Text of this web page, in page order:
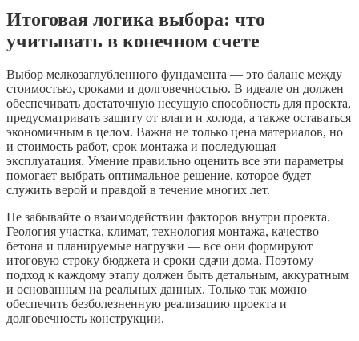
Итоговая логика выбора: что
учитывать в конечном счете
Выбор мелкозаглубленного фундамента — это баланс между
стоимостью, сроками и долговечностью. В идеале он должен
обеспечивать достаточную несущую способность для проекта,
предусматривать защиту от влаги и холода, а также оставаться
экономичным в целом. Важна не только цена материалов, но
и стоимость работ, срок монтажа и последующая
эксплуатация. Умение правильно оценить все эти параметры
помогает выбрать оптимальное решение, которое будет
служить верой и правдой в течение многих лет.
Не забывайте о взаимодействии факторов внутри проекта.
Геология участка, климат, технология монтажа, качество
бетона и планируемые нагрузки — все они формируют
итоговую строку бюджета и сроки сдачи дома. Поэтому
подход к каждому этапу должен быть детальным, аккуратным
и основанным на реальных данных. Только так можно
обеспечить безболезненную реализацию проекта и
долговечность конструкции.